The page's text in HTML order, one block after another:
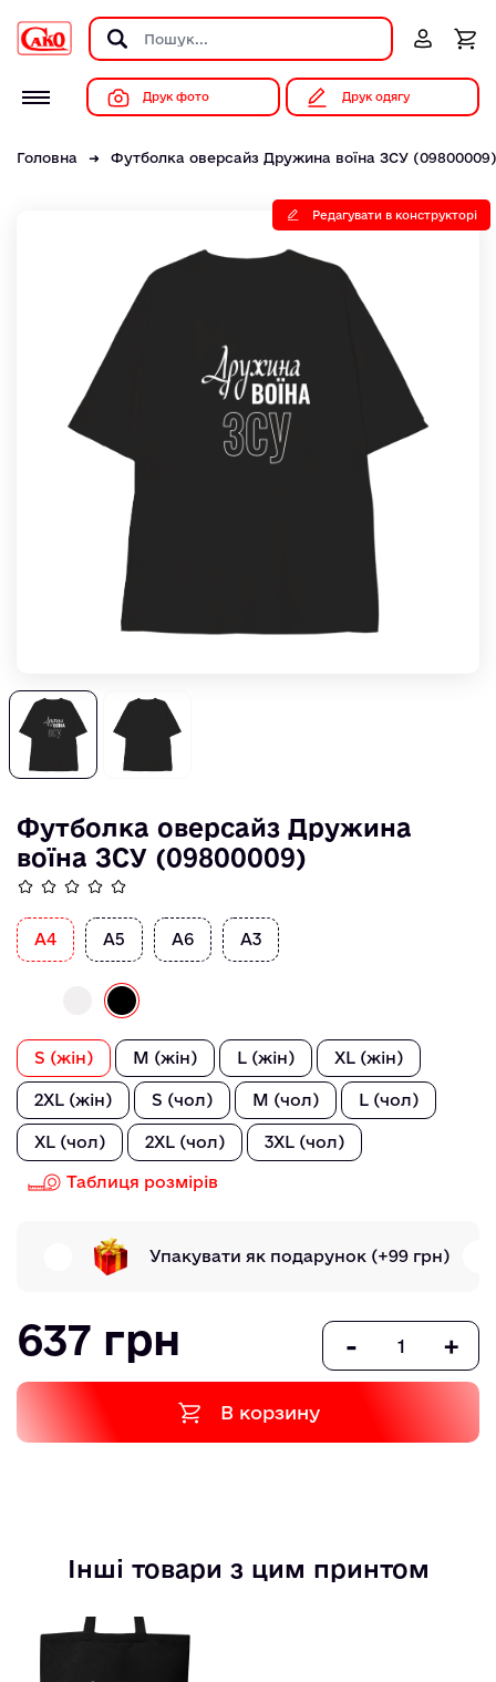
Друк фото Друк одягу
Головна Футболка оверсайз Дружина воїна ЗСУ (09800009)
Редагувати в конструкторі
Футболка оверсайз Дружина
воїна ЗСУ (09800009)
A4 А5 А6 А3
S (жін) M (жін) L (жін) XL (жін)
2XL (жін) S (чол) M (чол) L (чол)
XL (чол) 2XL (чол) 3XL (чол)
Таблиця розмірів
Упакувати як подарунок (+99 грн)
637 грн - +
В корзину
Інші товари з цим принтом